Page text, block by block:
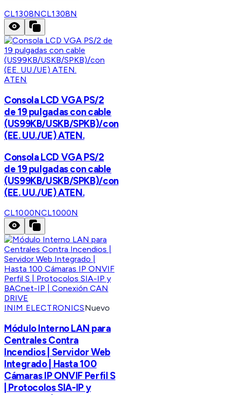
CL1308NCL1308N
ATEN
Consola LCD VGA PS/2
de 19 pulgadas con cable
(US99KB/USKB/SPKB)/con
(EE. UU./UE) ATEN.
Consola LCD VGA PS/2
de 19 pulgadas con cable
(US99KB/USKB/SPKB)/con
(EE. UU./UE) ATEN.
CL1000NCL1000N
INIM ELECTRONICSNuevo
Módulo Interno LAN para
Centrales Contra
Incendios | Servidor Web
Integrado | Hasta 100
Cámaras IP ONVIF Perfil S
| Protocolos SIA-IP y